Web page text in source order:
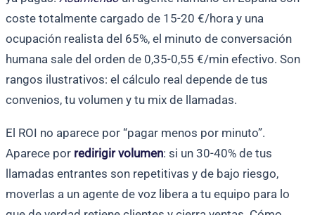
coste totalmente cargado de 15-20 €/hora y una
ocupación realista del 65%, el minuto de conversación
humana sale del orden de 0,35-0,55 €/min efectivo. Son
rangos ilustrativos: el cálculo real depende de tus
convenios, tu volumen y tu mix de llamadas.
El ROI no aparece por “pagar menos por minuto”.
Aparece por redirigir volumen: si un 30-40% de tus
llamadas entrantes son repetitivas y de bajo riesgo,
moverlas a un agente de voz libera a tu equipo para lo